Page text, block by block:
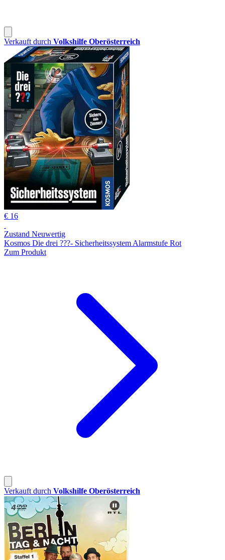
Verkauft durch Volkshilfe Oberösterreich
€ 16
Zustand Neuwertig
Kosmos Die drei ???- Sicherheitssystem Alarmstufe Rot
Zum Produkt
Verkauft durch Volkshilfe Oberösterreich